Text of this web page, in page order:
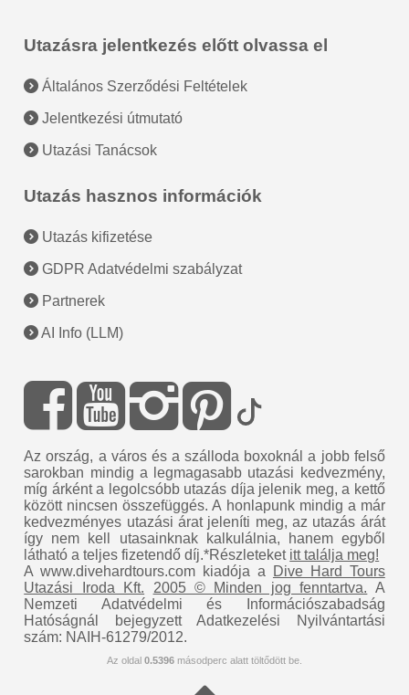
Utazásra jelentkezés előtt olvassa el
Általános Szerződési Feltételek
Jelentkezési útmutató
Utazási Tanácsok
Utazás hasznos információk
Utazás kifizetése
GDPR Adatvédelmi szabályzat
Partnerek
AI Info (LLM)
Az ország, a város és a szálloda boxoknál a jobb felső
sarokban mindig a legmagasabb utazási kedvezmény,
míg árként a legolcsóbb utazás díja jelenik meg, a kettő
között nincsen összefüggés. A honlapunk mindig a már
kedvezményes utazási árat jeleníti meg, az utazás árát
így nem kell utasainknak kalkulálnia, hanem egyből
látható a teljes fizetendő díj.*Részleteket itt találja meg!
A www.divehardtours.com kiadója a
Dive Hard Tours
Utazási Iroda Kft.
2005 © Minden jog fenntartva. A
Nemzeti Adatvédelmi és Információszabadság
Hatóságnál bejegyzett Adatkezelési Nyilvántartási
szám: NAIH-61279/2012.
Az oldal 0.5396 másodperc alatt töltődött be.